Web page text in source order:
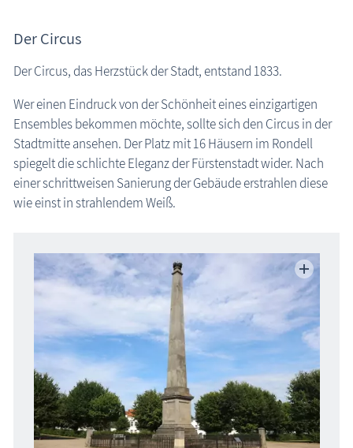
Der Circus
Der Circus, das Herzstück der Stadt, entstand 1833.
Wer einen Eindruck von der Schönheit eines einzigartigen
Ensembles bekommen möchte, sollte sich den Circus in der
Stadtmitte ansehen. Der Platz mit 16 Häusern im Rondell
spiegelt die schlichte Eleganz der Fürstenstadt wider. Nach
einer schrittweisen Sanierung der Gebäude erstrahlen diese
wie einst in strahlendem Weiß.